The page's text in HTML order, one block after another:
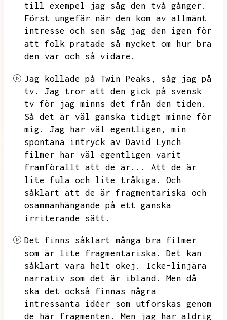
till exempel jag såg den två gånger.
Först ungefär när den kom av allmänt
intresse och sen såg jag den igen för
att folk pratade så mycket om hur bra
den var och så vidare.
Jag kollade på Twin Peaks,
såg jag på
tv.
Jag tror att den gick på svensk
tv för jag minns det från den tiden.
Så det är väl ganska tidigt minne för
mig.
Jag har väl egentligen,
min
spontana intryck av David Lynch
filmer har väl egentligen varit
framförallt att de är...
Att de är
lite fula och lite tråkiga.
Och
såklart att de är fragmentariska och
osammanhängande på ett ganska
irriterande sätt.
Det finns såklart många bra filmer
som är lite fragmentariska.
Det kan
såklart vara helt okej.
Icke-linjära
narrativ som det är ibland.
Men då
ska det också finnas några
intressanta idéer som utforskas genom
de här fragmenten.
Men jag har aldrig